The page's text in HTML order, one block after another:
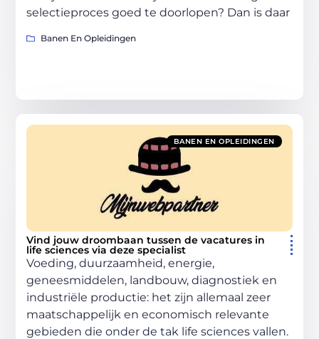
selectieproces goed te doorlopen? Dan is daar
Banen En Opleidingen
BANEN EN OPLEIDINGEN
Vind jouw droombaan tussen de vacatures in
life sciences via deze specialist
Voeding, duurzaamheid, energie,
geneesmiddelen, landbouw, diagnostiek en
industriële productie: het zijn allemaal zeer
maatschappelijk en economisch relevante
gebieden die onder de tak life sciences vallen.